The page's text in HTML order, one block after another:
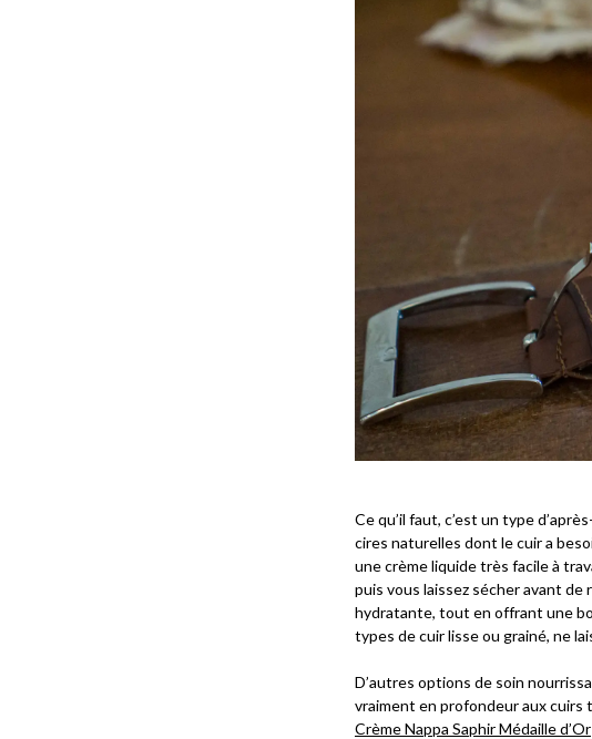
Ce qu’il faut, c’est un type
cires naturelles dont le cuir a
une crème liquide très facile à
puis vous laissez sécher avant
hydratante, tout en offrant une
types de cuir lisse ou grainé, ne
D’autres options de soin
vraiment en profondeur aux cuirs
Crème Nappa Saphir Médaille d’Or